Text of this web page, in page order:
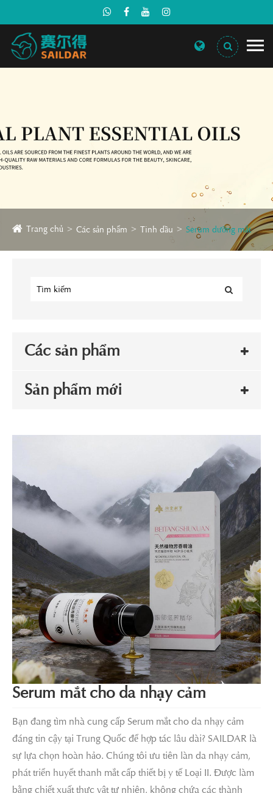
Trang chủ Các sản phẩm Tinh dầu Serum dưỡng mắt
Các sản phẩm
Sản phẩm mới
Serum mắt cho da nhạy cảm
Bạn đang tìm nhà cung cấp Serum mắt cho da nhạy cảm
đáng tin cậy tại Trung Quốc để hợp tác lâu dài? SAILDAR là
sự lựa chọn hoàn hảo. Chúng tôi ưu tiên làn da nhạy cảm,
phát triển huyết thanh mắt cấp thiết bị y tế Loại II. Được làm
bằng chiết xuất thực vật tự nhiên, không chứa các thành